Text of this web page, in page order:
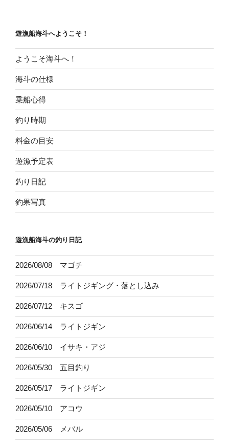
ン
遊漁船海斗へようこそ！
ようこそ海斗へ！
海斗の仕様
乗船心得
釣り時期
料金の目安
遊漁予定表
釣り日記
釣果写真
遊漁船海斗の釣り日記
2026/08/08 マゴチ
2026/07/18 ライトジギング・落とし込み
2026/07/12 キスゴ
2026/06/14 ライトジギン
2026/06/10 イサキ・アジ
2026/05/30 五目釣り
2026/05/17 ライトジギン
2026/05/10 アコウ
2026/05/06 メバル